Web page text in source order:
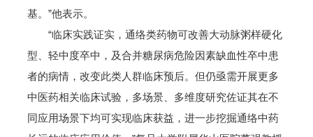
基。”他表示。
“临床实践证实，通络类药物可改善大动脉粥样硬化
型、轻中度卒中，及合并糖尿病危险因素缺血性卒中患
者的病情，改变此类人群临床预后。但仍亟需开展更多
中医药相关临床试验，多场景、多维度研究佐证其在不
同应用场景下均可实现临床获益，进一步挖掘通络中药